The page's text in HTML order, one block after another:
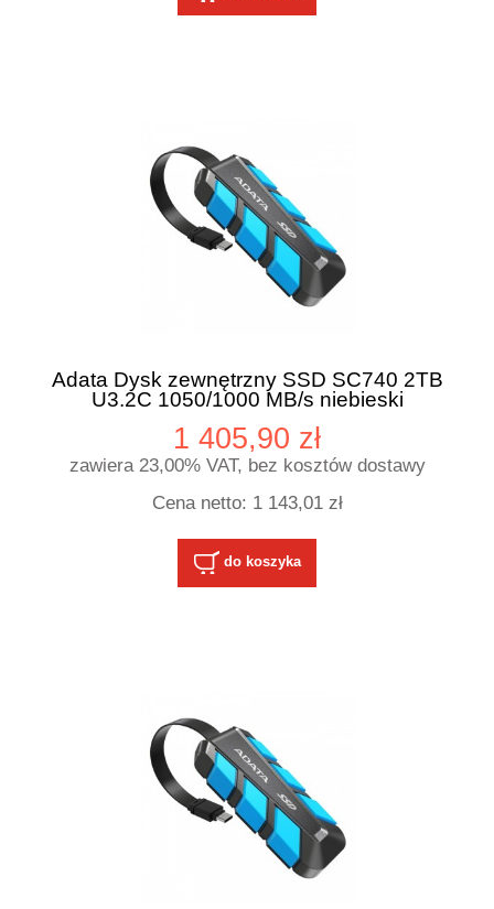
Adata Dysk zewnętrzny SSD SC740 2TB
U3.2C 1050/1000 MB/s niebieski
1 405,90 zł
zawiera 23,00% VAT, bez kosztów dostawy
Cena netto: 1 143,01 zł
do koszyka